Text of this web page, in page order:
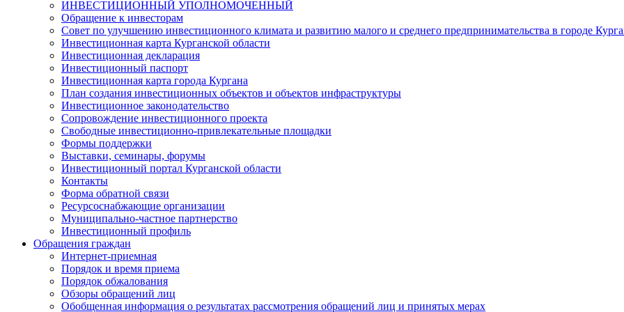
ИНВЕСТИЦИОННЫЙ УПОЛНОМОЧЕННЫЙ
Обращение к инвесторам
Совет по улучшению инвестиционного климата и развитию малого и среднего предпринимательства в городе
Инвестиционная карта Курганской области
Инвестиционная декларация
Инвестиционный паспорт
Инвестиционная карта города Кургана
План создания инвестиционных объектов и объектов инфраструктуры
Инвестиционное законодательство
Сопровождение инвестиционного проекта
Свободные инвестиционно-привлекательные площадки
Формы поддержки
Выставки, семинары, форумы
Инвестиционный портал Курганской области
Контакты
Форма обратной связи
Ресурсоснабжающие организации
Муниципально-частное партнерство
Инвестиционный профиль
Обращения граждан
Интернет-приемная
Порядок и время приема
Порядок обжалования
Обзоры обращений лиц
Обобщенная информация о результатах рассмотрения обращений лиц и принятых мерах